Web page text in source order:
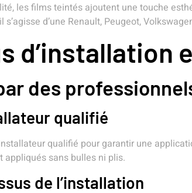
les films teintés ajoutent une touche
d’une Renault, Peugeot,
d’installation
des
qualifié
qualifié pour garantir une
appliqués sans bulles ni plis.
de l’installation